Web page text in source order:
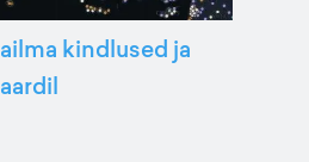
kindlused ja